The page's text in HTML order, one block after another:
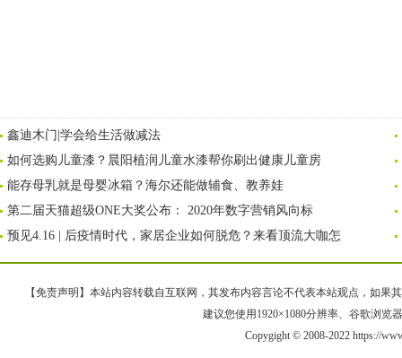
鑫迪木门|学会给生活做减法
如何选购儿童漆？晨阳植润儿童水漆帮你刷出健康儿童房
能存母乳就是母婴冰箱？海尔还能做辅食、教养娃
第二届天猫超级ONE大奖公布： 2020年数字营销风向标
预见4.16 | 后疫情时代，家居企业如何脱危？来看顶流大咖怎
【免责声明】本站内容转载自互联网，其发布内容言论不代表本站观点，如果
建议您使用1920×1080分辨率、谷歌浏览
Copygight © 2008-2022 https://